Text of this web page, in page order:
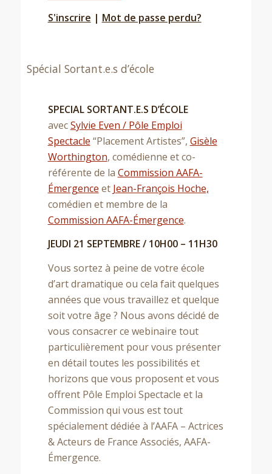
S'inscrire | Mot de passe perdu?
Spécial Sortant.e.s d’école
SPECIAL SORTANT.E.S D’ÉCOLE
avecSylvie Even / Pôle Emploi
Spectacle “Placement Artistes”, Gisèle
Worthington, comédienne et co-
référente de la Commission AAFA-
Émergence et Jean-François Hoche,
comédien et membre de la
Commission AAFA-Émergence.
JEUDI 21 SEPTEMBRE / 10H00 – 11H30
Vous sortez à peine de votre école
d’art dramatique ou cela fait quelques
années que vous travaillez et quelque
soit votre âge ? Nous avons décidé de
vous consacrer ce webinaire tout
particulièrement pour vous présenter
en détail toutes les possibilités et
horizons que vous proposent et vous
offrent Pôle Emploi Spectacle et la
Commission qui vous est tout
spécialement dédiée à l’AAFA – Actrices
& Acteurs de France Associés, AAFA-
Émergence.
Nous contacter
+33 (0)1 48 24 27 03
Notre Offre
Nos coachings (en indivuel, en présentiel et/ou distanciel)
Evolution de Carrière
→ Coaching Rôles
→ Coaching Carrière
→ Média Training
→ Développer sa carrière artistique (financements Afdas ou
France Travail)
→ Selftape, essai, acting (financements Afdas ou France
Travail)
→ Bilan de compétences (financement CPF)
Coaching Rôles